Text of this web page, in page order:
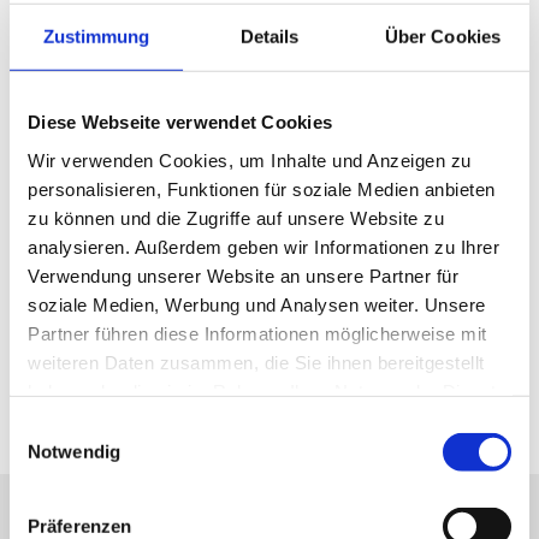
Zustimmung Details Über Cookies
Diese Webseite verwendet Cookies
Wir verwenden Cookies, um Inhalte und Anzeigen zu
personalisieren, Funktionen für soziale Medien anbieten
zu können und die Zugriffe auf unsere Website zu
analysieren. Außerdem geben wir Informationen zu Ihrer
Verwendung unserer Website an unsere Partner für
soziale Medien, Werbung und Analysen weiter. Unsere
Partner führen diese Informationen möglicherweise mit
weiteren Daten zusammen, die Sie ihnen bereitgestellt
Notwendig
Präferenzen
Neugraben-Fischbek
E.K. bietet im Raum Hamburg Neugraben-Fischbek umfassende Leistungen
rund um die Abdichtung von Bauwerken. Das erfahrene Team setzt auf
bewährte Methoden und hochwertige Materialien, um Häuser zuverlässig
gegen eindringendes Wasser zu wappnen. Egal ob Keller, Fundamente oder
Lösung.
Kontakt uns